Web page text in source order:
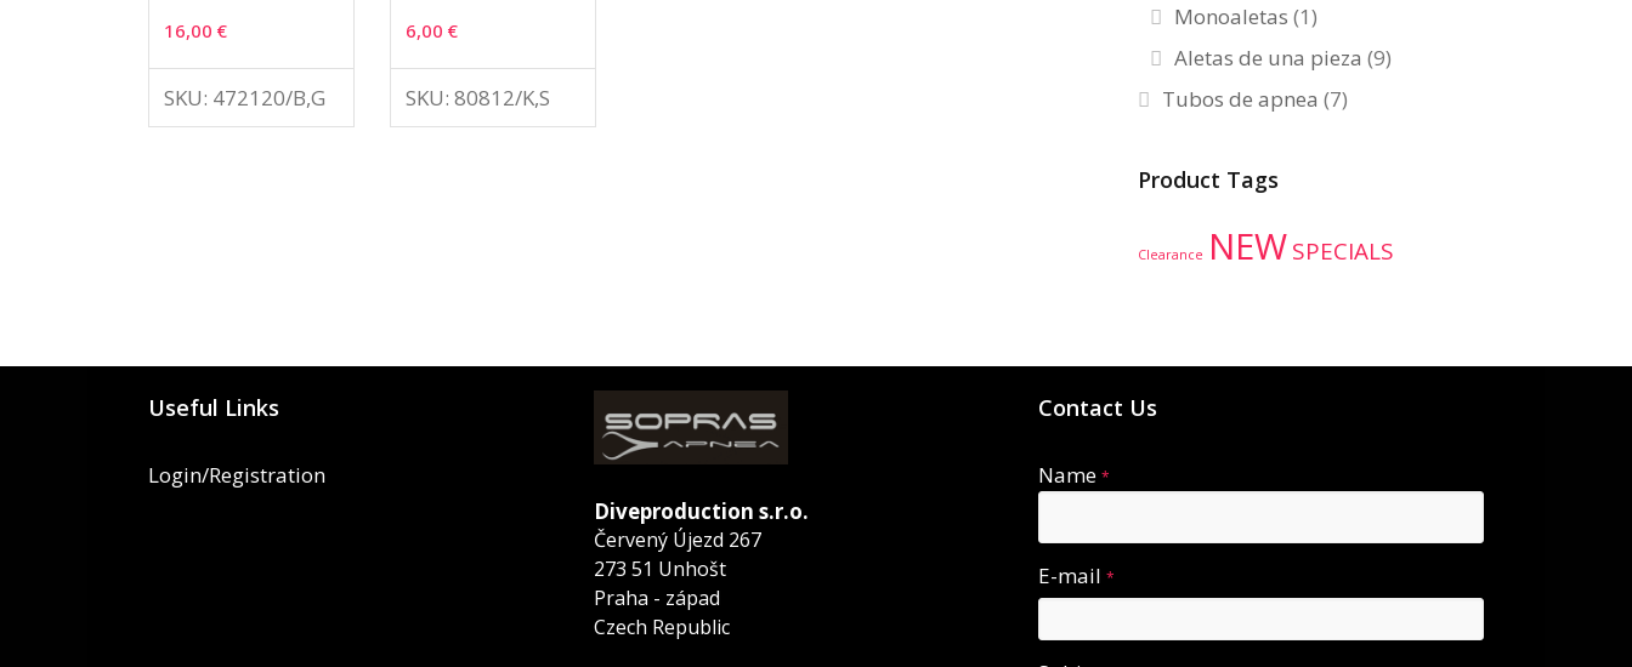
16,00 €
SKU: 472120/B,G
6,00€
SKU: 80812/K,S
Monoaletas (1)
Aletas de una pieza (9)
Tubos de apnea (7)
Product Tags
Clearance NEWSPECIALS
Useful Links
Login/Registration
Diveproduction s.r.o.
Červený Újezd 267
273 51 Unhošt
Praha - západ
Czech Republic
Contact Us
Name*
E-mail*